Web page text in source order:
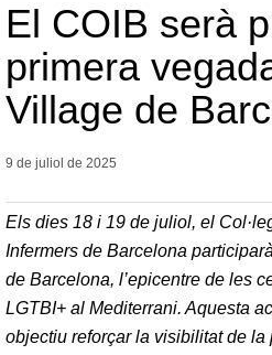
El COIB serà
primera
Village de
9 de juliol de 2025
Els dies 18 i 19 de juliol, el
Infermers de Barcelona
de Barcelona, l’epicentre de les
LGTBI+ al Mediterrani. Aquesta
objectiu reforçar la visibilitat de